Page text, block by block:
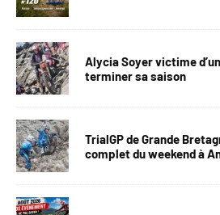
Alycia Soyer victime
terminer sa saison
TrialGP de Grande
complet du weekend à